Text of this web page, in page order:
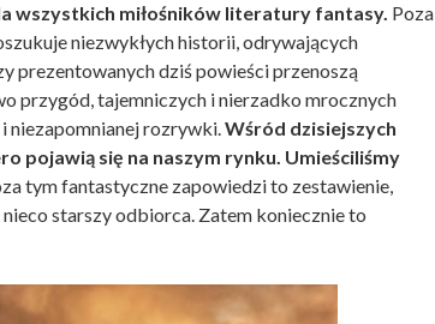
wszystkich miłośników literatury fantasy. Poza
niezwykłych historii, odrywających
prezentowanych dziś powieści przenoszą
przygód, tajemniczych i nierzadko mrocznych
niezapomnianej rozrywki.Wśród dzisiejszych
pojawią się na naszym rynku. Umieściliśmy
tym fantastyczne zapowiedzi to zestawienie,
starszy odbiorca. Zatem koniecznie to